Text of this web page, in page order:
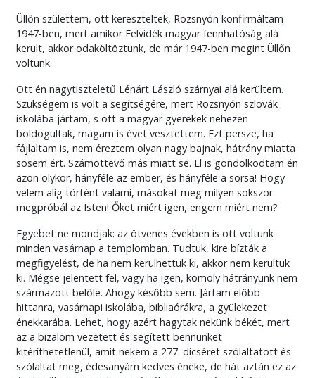
Üllőn születtem, ott kereszteltek, Rozsnyón konfirmáltam
1947-ben, mert amikor Felvidék magyar fennhatóság alá
került, akkor odaköltöztünk, de már 1947-ben megint Üllőn
voltunk.
Ott én nagytiszteletű Lénárt László szárnyai alá kerültem.
Szükségem is volt a segítségére, mert Rozsnyón szlovák
iskolába jártam, s ott a magyar gyerekek nehezen
boldogultak, magam is évet vesztettem. Ezt persze, ha
fájlaltam is, nem éreztem olyan nagy bajnak, hátrány miatta
sosem ért. Számottevő más miatt se. El is gondolkodtam én
azon olykor, hányféle az ember, és hányféle a sorsa! Hogy
velem alig történt valami, másokat meg milyen sokszor
megpróbál az Isten! Őket miért igen, engem miért nem?
Egyebet ne mondjak: az ötvenes években is ott voltunk
minden vasárnap a templomban. Tudtuk, kire bízták a
megfigyelést, de ha nem kerülhettük ki, akkor nem kerültük
ki. Mégse jelentett fel, vagy ha igen, komoly hátrányunk nem
származott belőle. Ahogy később sem. Jártam előbb
hittanra, vasárnapi iskolába, bibliaórákra, a gyülekezet
énekkarába. Lehet, hogy azért hagytak nekünk békét, mert
az a bizalom vezetett és segített bennünket
kitéríthetetlenül, amit nekem a 277. dicséret szólaltatott és
szólaltat meg, édesanyám kedves éneke, de hát aztán ez az